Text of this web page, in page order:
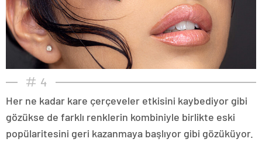
4
Her ne kadar kare çerçeveler etkisini kaybediyor gibi
gözükse de farklı renklerin kombiniyle birlikte eski
popülaritesini geri kazanmaya başlıyor gibi gözüküyor.